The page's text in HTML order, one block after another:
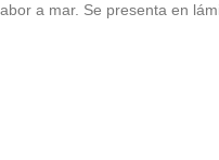
a mar. Se presenta en